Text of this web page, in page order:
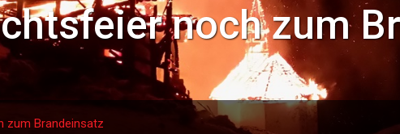
noch zum
zum Brandeinsatz